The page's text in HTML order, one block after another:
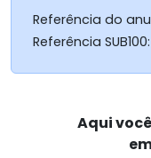
Cisterna 10.000l
Referência do
Referência SUB100:
Aqui